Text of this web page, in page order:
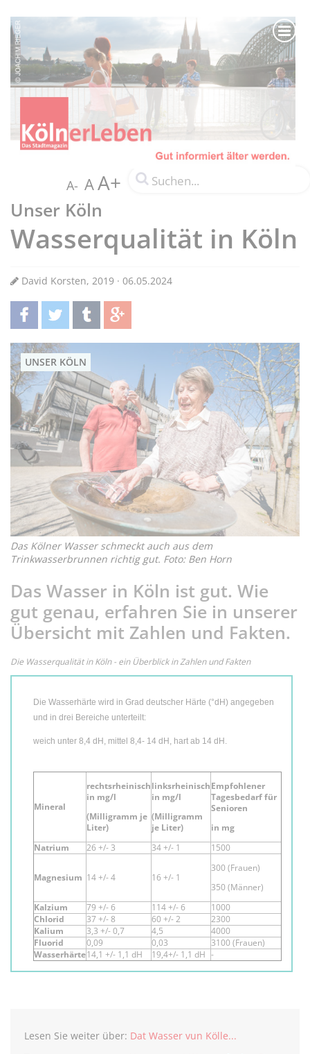
A- AA+
Unser Köln
Wasserqualität in Köln
David Korsten, 2019 · 06.05.2024
teilentwittern teilen teilen
UNSER KÖLN
Das Kölner Wasser schmeckt auch aus dem
Trinkwasserbrunnen richtig gut. Foto: Ben Horn
Das Wasser in Köln ist gut. Wie
gut genau, erfahren Sie in unserer
Übersicht mit Zahlen und Fakten.
Die Wasserqualität in Köln - ein Überblick in Zahlen und Fakten
Die Wasserhärte wird in Grad deutscher Härte (°dH) angegeben
und in drei Bereiche unterteilt:
weich unter 8,4 dH, mittel 8,4- 14 dH, hart ab 14 dH.
Mineral
rechtsrheinisch
in mg/l
(Milligramm je
Liter)
linksrheinisch
in mg/l
(Milligramm
je Liter)
Empfohlener
Tagesbedarf für
Senioren
in mg
Natrium
26 +/- 3 34 +/- 1 1500
Magnesium 14 +/- 4 16 +/- 1
300 (Frauen)
350 (Männer)
Kalzium
79 +/- 6 114 +/- 6
1000
Chlorid
37 +/- 8 60 +/- 2
2300
Kalium
3,3 +/- 0,7 4,5
4000
Fluorid
0,09 0,03
3100 (Frauen)
Wasserhärte14,1 +/- 1,1 dH 19,4+/- 1,1 dH -
Lesen Sie weiter über: Dat Wasser vun Kölle...